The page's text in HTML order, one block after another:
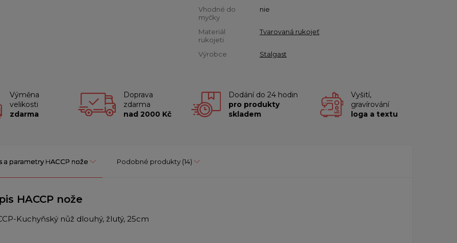
Vhodné do
myčky
nie
Materiál
rukojeti
Tvarovaná rukojeť
Výrobce Stalgast
Výměna
velikosti
zdarma
Doprava
zdarma
nad 2000 Kč
Dodání do 24 hodin
pro produkty
skladem
Vyšití,
gravírování
loga a textu
a parametry HACCP nože Podobné produkty (14)
HACCP nože
Kuchyňský nůž dlouhý, žlutý, 25cm